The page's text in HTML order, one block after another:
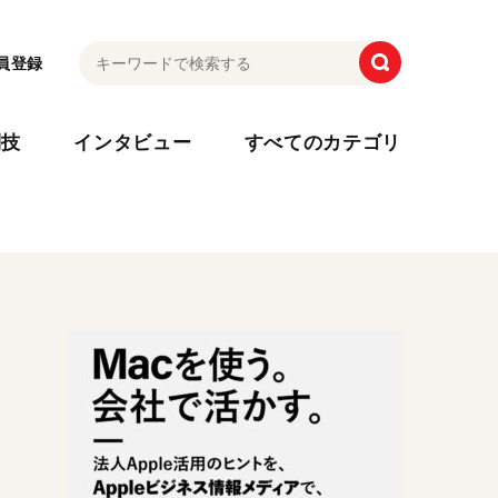
登録
インタビュー すべてのカテゴリ